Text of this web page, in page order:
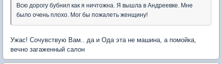
Всю дорогу бубнил как я ничтожна. Я вышла в Андреевке. Мне
было очень плохо. Мог бы пожалеть женщину!
Ужас! Сочувствую Вам.. да и Ода эта не машина, а помойка,
вечно загаженный салон